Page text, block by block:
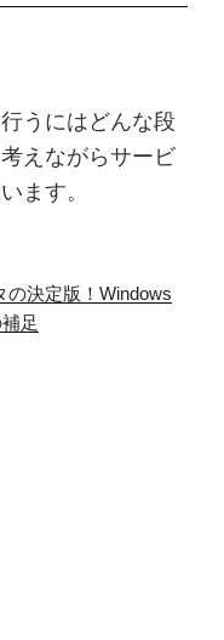
うにはどんな段
えながらサービ
ます。
の決定版！Windows
足